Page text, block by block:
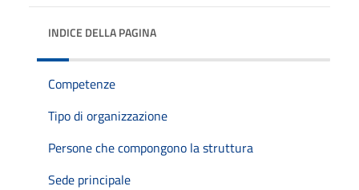
INDICE DELLA PAGINA
Competenze
Tipo di organizzazione
Persone che compongono la struttura
Sede principale